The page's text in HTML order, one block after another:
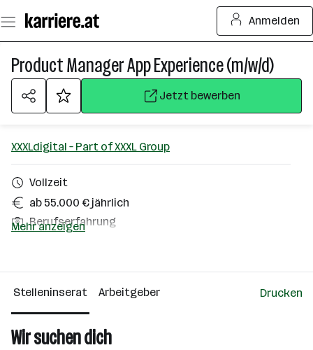
Seiteninhalt
springen
Anmelden
Product Manager App Experience (m/w/d)
Jetzt bewerben
XXXLdigital – Part of XXXL Group
Vollzeit
ab 55.000 € jährlich
Berufserfahrung
501 - 2500 Mitarbeiter*innen
Mehr anzeigen
Stelleninserat Arbeitgeber Drucken
Wir suchen dich